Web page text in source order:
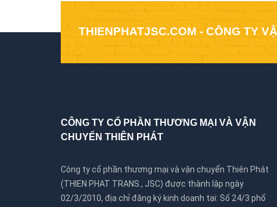
THIENPHATJSC.COM - CÔNG TY
CÔNG TY CỔ PHẦN THƯƠNG MẠI VÀ VẬN
CHUYỂN THIÊN PHÁT
Công ty cổ phần thương mại và vận chuyển Thiên Phát
(THIEN PHAT TRANS., JSC) được thành lập ngày
02/3/2010, địa chỉ đăng ký kinh doanh tại: Số 24/3 phố